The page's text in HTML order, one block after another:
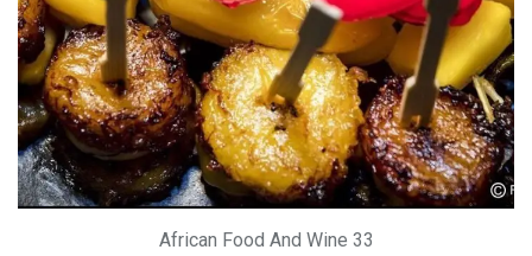
African Food And Wine 33